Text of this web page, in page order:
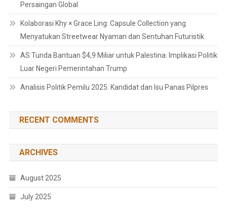
Persaingan Global
Kolaborasi Khy × Grace Ling: Capsule Collection yang
Menyatukan Streetwear Nyaman dan Sentuhan Futuristik
AS Tunda Bantuan $4,9 Miliar untuk Palestina: Implikasi Politik
Luar Negeri Pemerintahan Trump
Analisis Politik Pemilu 2025: Kandidat dan Isu Panas Pilpres
RECENT COMMENTS
ARCHIVES
August 2025
July 2025